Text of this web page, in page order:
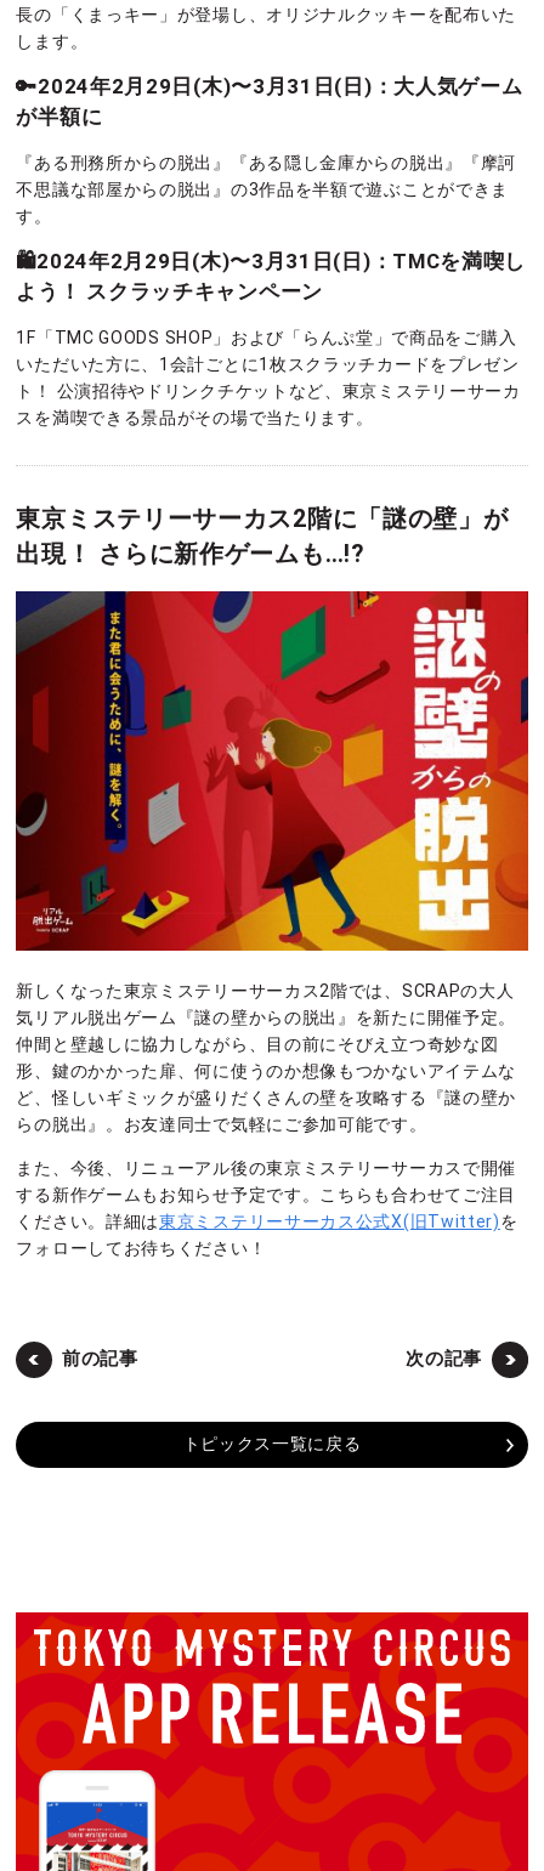
長の「くまっキー」が登場し、オリジナルクッキーを配布いた
します。
🔑2024年2月29日(木)〜3月31日(日)：大人気ゲーム
が半額に
『ある刑務所からの脱出』『ある隠し金庫からの脱出』『摩訶
不思議な部屋からの脱出』の3作品を半額で遊ぶことができま
す。
🛍2024年2月29日(木)〜3月31日(日)：TMCを満喫し
よう！ スクラッチキャンペーン
1F「TMC GOODS SHOP」および「らんぷ堂」で商品をご購入
いただいた方に、1会計ごとに1枚スクラッチカードをプレゼン
ト！ 公演招待やドリンクチケットなど、東京ミステリーサーカ
スを満喫できる景品がその場で当たります。
東京ミステリーサーカス2階に「謎の壁」が
出現！ さらに新作ゲームも…!?
新しくなった東京ミステリーサーカス2階では、SCRAPの大人
気リアル脱出ゲーム『謎の壁からの脱出』を新たに開催予定。
仲間と壁越しに協力しながら、目の前にそびえ立つ奇妙な図
形、鍵のかかった扉、何に使うのか想像もつかないアイテムな
ど、怪しいギミックが盛りだくさんの壁を攻略する『謎の壁か
らの脱出』。お友達同士で気軽にご参加可能です。
また、今後、リニューアル後の東京ミステリーサーカスで開催
する新作ゲームもお知らせ予定です。こちらも合わせてご注目
ください。詳細は東京ミステリーサーカス公式X(旧Twitter)を
フォローしてお待ちください！
前の記事 次の記事
トピックス一覧に戻る